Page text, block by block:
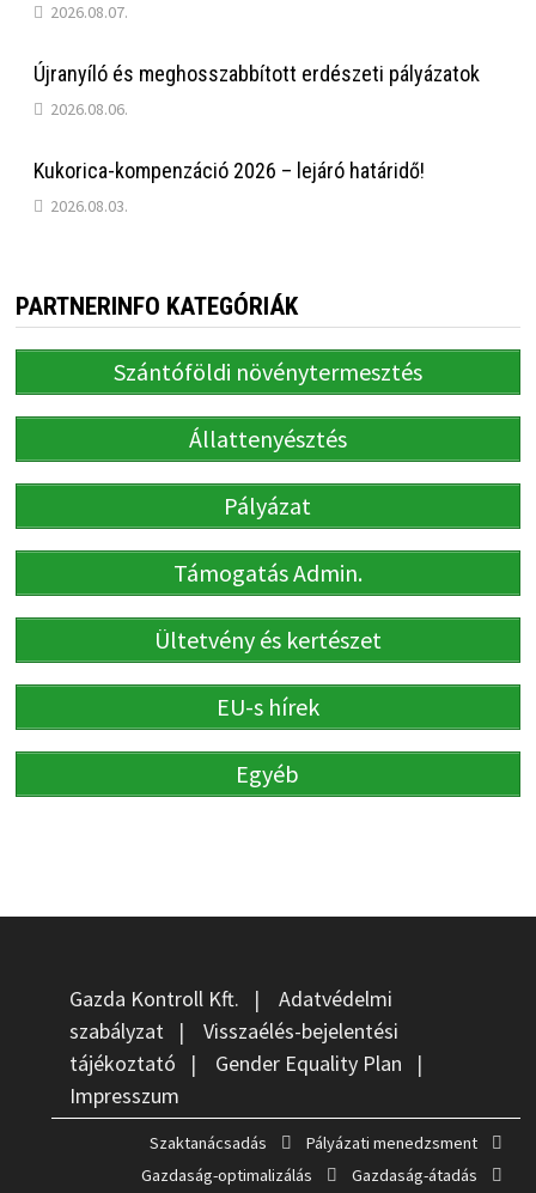
2026.08.07.
Újranyíló és meghosszabbított erdészeti pályázatok
2026.08.06.
Kukorica-kompenzáció 2026 – lejáró határidő!
2026.08.03.
PARTNERINFO KATEGÓRIÁK
Szántóföldi növénytermesztés
Állattenyésztés
Pályázat
Támogatás Admin.
Ültetvény és kertészet
EU-s hírek
Egyéb
Gazda Kontroll Kft. | Adatvédelmi
szabályzat| Visszaélés-bejelentési
tájékoztató | Gender Equality Plan |
Impresszum
Szaktanácsadás
Pályázati menedzsment
Gazdaság-optimalizálás
Gazdaság-átadás